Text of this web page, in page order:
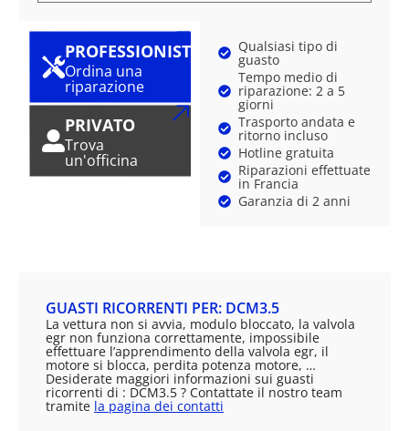
PROFESSIONISTA
Ordina una
riparazione
PRIVATO
Trova
un'officina
Qualsiasi tipo di
guasto
Tempo medio di
riparazione: 2 a 5
giorni
Trasporto andata e
ritorno incluso
Hotline gratuita
Riparazioni effettuate
in Francia
Garanzia di 2 anni
GUASTI RICORRENTI PER: DCM3.5
La vettura non si avvia, modulo bloccato, la valvola
egr non funziona correttamente, impossibile
effettuare l’apprendimento della valvola egr, il
motore si blocca, perdita potenza motore, …
Desiderate maggiori informazioni sui guasti
ricorrenti di : DCM3.5 ? Contattate il nostro team
tramite la pagina dei contatti